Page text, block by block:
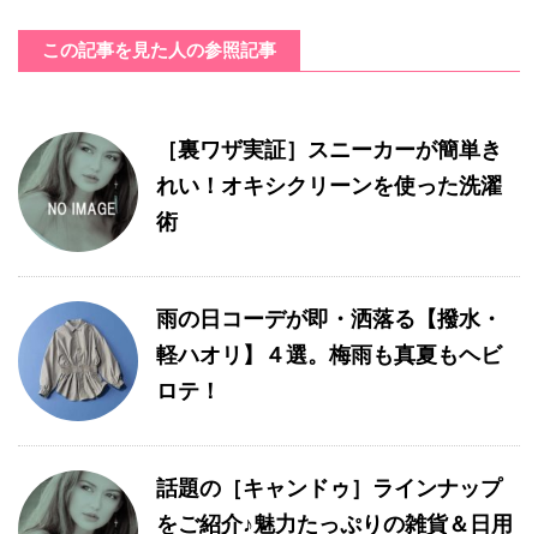
この記事を見た人の参照記事
［裏ワザ実証］スニーカーが簡単き
れい！オキシクリーンを使った洗濯
術
雨の日コーデが即・洒落る【撥水・
軽ハオリ】４選。梅雨も真夏もヘビ
ロテ！
話題の［キャンドゥ］ラインナップ
をご紹介♪魅力たっぷりの雑貨＆日用